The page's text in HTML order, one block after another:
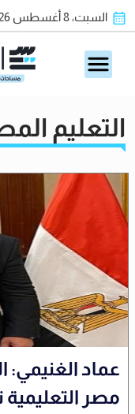
السبت، 8 أغسطس 2026
التعليم
عماد الغنيمي:
مصر التعليمية